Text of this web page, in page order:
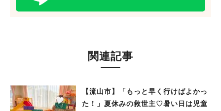
関連記事
【流山市】「もっと早く行けばよかっ
た！」夏休みの救世主♡暑い日は児童
人気のキーワード
#イベント#公園 #教えたい／教えて投稿記事
#教えたい/こんなの見つけた